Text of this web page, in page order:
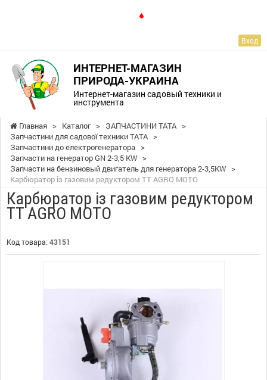
Вход
ИНТЕРНЕТ-МАГАЗИН
ПРИРОДА-УКРАИНА
Интернет-магазин садовый техники и
инструмента
Главная > Каталог > ЗАПЧАСТИНИ ТАТА >
Запчастини для садової техники ТАТА >
Запчастини до електрогенератора >
Запчасти на генератор GN 2-3,5 KW >
Запчасти на бензиновый двигатель для генератора 2-3,5KW >
Карбюратор із газовим редуктором TT AGRO MOTO
Карбюратор із газовим редуктором
TT AGRO MOTO
Код товара: 43151